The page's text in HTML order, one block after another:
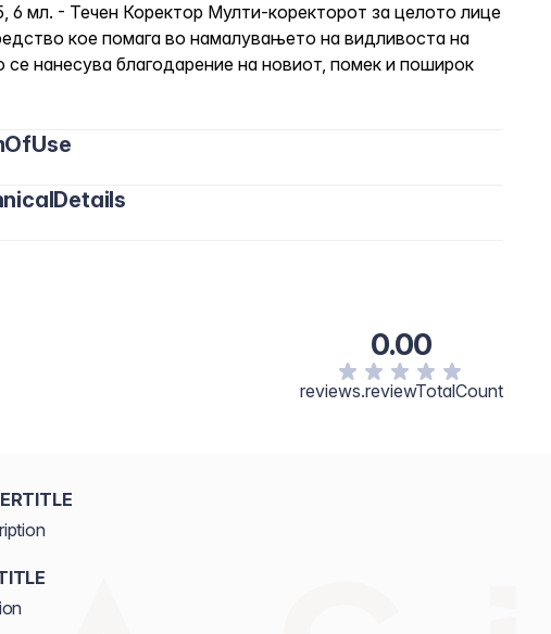
6 мл. - Течен Коректор Мулти-коректорот за целото лице
кое помага во намалувањето на видливоста на
се нанесува благодарение на новиот, помек и поширок
0.00
reviews.reviewTotalCount